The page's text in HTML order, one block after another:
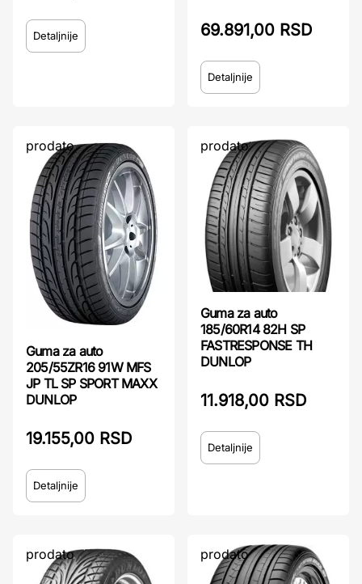
Detaljnije 69.891,00 RSD
Detaljnije
prodato
Guma za auto
205/55ZR16 91W MFS
JP TL SP SPORT MAXX
DUNLOP
19.155,00 RSD
Detaljnije
prodato
Guma za auto
185/60R14 82H SP
FASTRESPONSE TH
DUNLOP
11.918,00 RSD
Detaljnije
prodato prodato